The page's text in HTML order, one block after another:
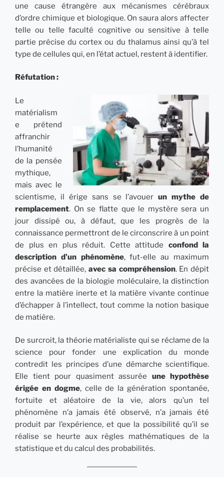
une cause étrangère aux mécanismes cérébraux
d’ordre chimique et biologique. On saura alors affecter
telle ou telle faculté cognitive ou sensitive à telle
partie précise du cortex ou du thalamus ainsi qu’à tel
type de cellules qui, en l’état actuel, restent à identifier.
Réfutation :
Le
matérialism
e prétend
affranchir
l’humanité
de la pensée
mythique,
mais avec le
scientisme, il érige sans se l’avouerun mythe de
remplacement. On se flatte que le mystère sera un
jour dissipé ou, à défaut, que les progrès de la
connaissance permettront de le circonscrire à un point
de plus en plus réduit. Cette attitude confond la
description d’un phénomène, fut-elle au maximum
précise et détaillée,avec sa compréhension. En dépit
des avancées de la biologie moléculaire, la distinction
entre la matière inerte et la matière vivante continue
d’échapper à l’intellect, tout comme la notion basique
de matière.
De surcroit, la théorie matérialiste qui se réclame de la
science pour fonder une explication du monde
contredit les principes d’une démarche scientifique.
Elle tient pour quasiment assurée une hypothèse
érigée en dogme, celle de la génération spontanée,
fortuite et aléatoire de la vie, alors qu’un tel
phénomène n’a jamais été observé, n’a jamais été
produit par l’expérience, et que la possibilité qu’il se
réalise se heurte aux règles mathématiques de la
statistique et du calcul des probabilités.